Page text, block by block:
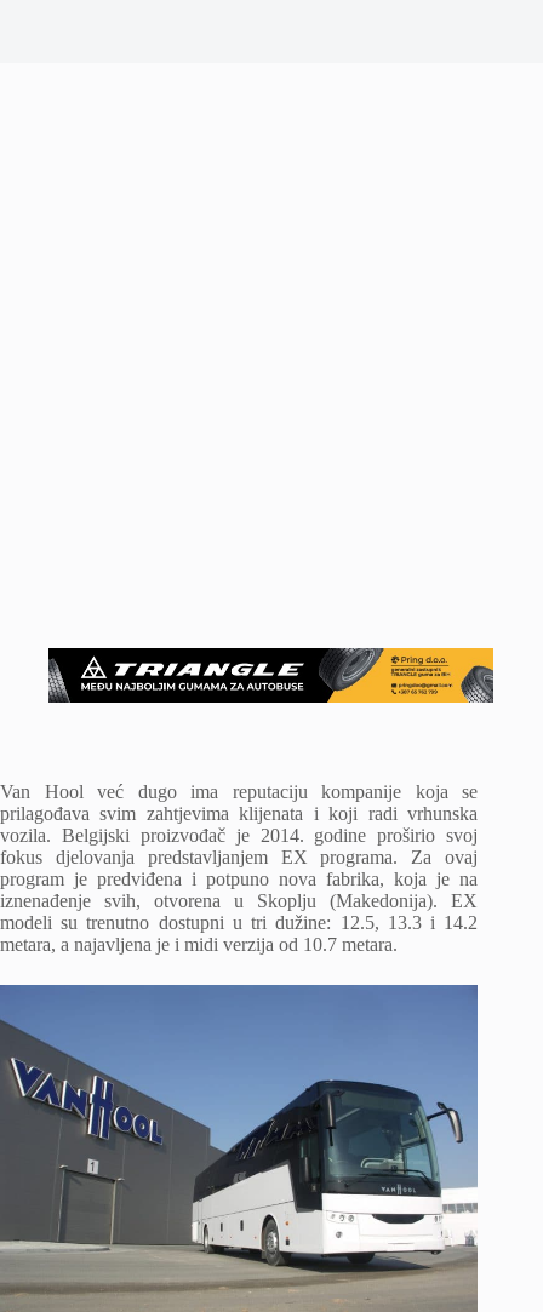
Van Hool već dugo ima reputaciju kompanije koja se
prilagođava svim zahtjevima klijenata i koji radi vrhunska
vozila. Belgijski proizvođač je 2014. godine proširio svoj
fokus djelovanja predstavljanjem EX programa. Za ovaj
program je predviđena i potpuno nova fabrika, koja je na
iznenađenje svih, otvorena u Skoplju (Makedonija). EX
modeli su trenutno dostupni u tri dužine: 12.5, 13.3 i 14.2
metara, a najavljena je i midi verzija od 10.7 metara.